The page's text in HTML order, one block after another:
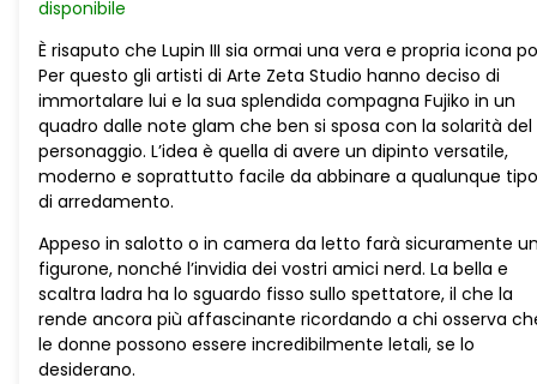
Esplosione
di
Colori
quantità
disponibile
È risaputo che Lupin III sia ormai una vera e propria icona
Per questo gli artisti di Arte Zeta Studio hanno deciso di
immortalare lui e la sua splendida compagna Fujiko in un
quadro dalle note glam che ben si sposa con la solarità del
personaggio. L’idea è quella di avere un dipinto versatile,
moderno e soprattutto facile da abbinare a qualunque tipo
di arredamento.
Appeso in salotto o in camera da letto farà sicuramente
figurone, nonché l’invidia dei vostri amici nerd. La bella e
scaltra ladra ha lo sguardo fisso sullo spettatore, il che la
rende ancora più affascinante ricordando a chi osserva
le donne possono essere incredibilmente letali, se lo
desiderano.